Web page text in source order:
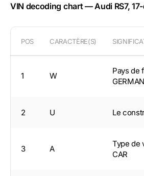
VIN decoding chart — Audi RS7,
POS CARACTÈRE(S)
1 W
Pays de
2 U Le
3 A
Type de
CAR